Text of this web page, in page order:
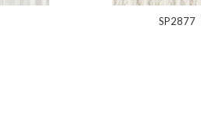
SP2877